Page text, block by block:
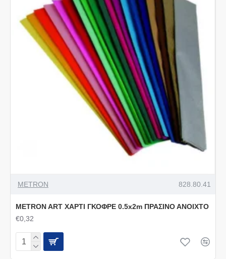
METRON 828.80.41
METRON ART ΧΑΡΤΙ ΓΚΟΦΡΕ 0.5x2m ΠΡΑΣΙΝΟ ΑΝΟΙΧΤΟ
€0,32